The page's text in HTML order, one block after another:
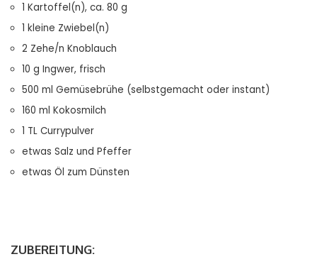
1 Kartoffel(n), ca. 80 g
1 kleine Zwiebel(n)
2 Zehe/n Knoblauch
10 g Ingwer, frisch
500 ml Gemüsebrühe (selbstgemacht oder instant)
160 ml Kokosmilch
1 TL Currypulver
etwas Salz und Pfeffer
etwas Öl zum Dünsten
ZUBEREITUNG: